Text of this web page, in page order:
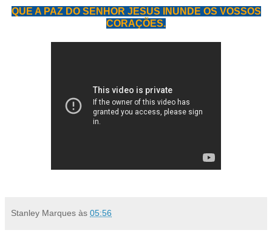
QUE A PAZ DO SENHOR JESUS INUNDE OS VOSSOS
CORAÇÕES.
Stanley Marques às 05:56